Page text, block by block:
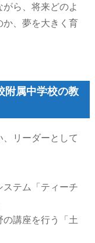
ら、将来どのよ
か、夢を大きく育
附属中学校の教
、リーダーとして
ステム「ティーチ
の講座を行う「土